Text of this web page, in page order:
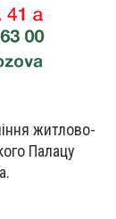
житлово-
Палацу